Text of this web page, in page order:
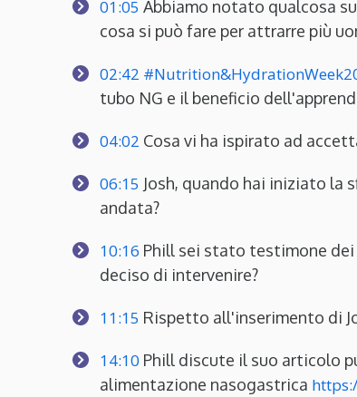
01:05 Abbiamo notato qualcosa
cosa si può fare per attrarre più
02:42
tubo NG e il beneficio
04:02 Cosa vi ha ispirato ad
06:15 Josh, quando hai iniziato la
andata?
10:16 Phill sei stato testimone dei
deciso di intervenire?
11:15 Rispetto all'inserimento di
14:10 Phill discute il suo articolo
alimentazione nasogastrica